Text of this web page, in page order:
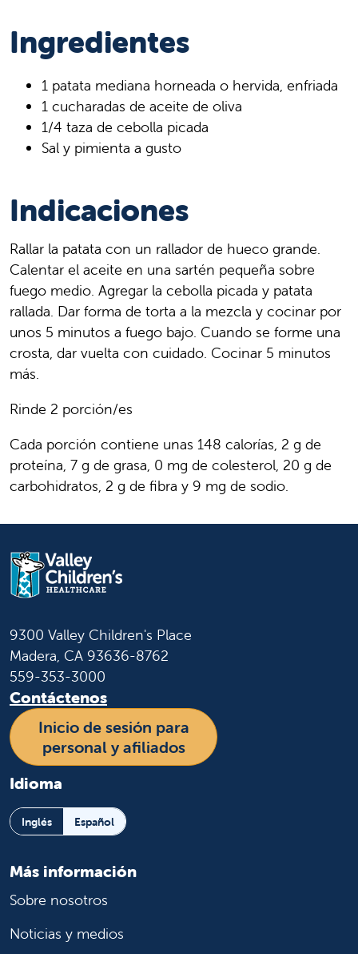
Ingredientes
1 patata mediana horneada o hervida, enfriada
1 cucharadas de aceite de oliva
1/4 taza de cebolla picada
Sal y pimienta a gusto
Indicaciones
Rallar la patata con un rallador de hueco grande.
Calentar el aceite en una sartén pequeña sobre
fuego medio. Agregar la cebolla picada y patata
rallada. Dar forma de torta a la mezcla y cocinar por
unos 5 minutos a fuego bajo. Cuando se forme una
crosta, dar vuelta con cuidado. Cocinar 5 minutos
más.
Rinde 2 porción/es
Cada porción contiene unas 148 calorías, 2 g de
proteína, 7 g de grasa, 0 mg de colesterol, 20 g de
carbohidratos, 2 g de fibra y 9 mg de sodio.
9300 Valley Children's Place
Madera, CA 93636-8762
559-353-3000
Contáctenos
Inicio de sesión para
personal y afiliados
Idioma
Inglés Español
Más información
Sobre nosotros
Noticias y medios